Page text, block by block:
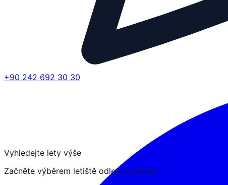
+90 242 692 30 30
Vyhledejte lety výše
Začněte výběrem letiště odletu a příletu